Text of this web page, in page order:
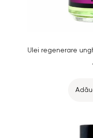
Ulei regenerare